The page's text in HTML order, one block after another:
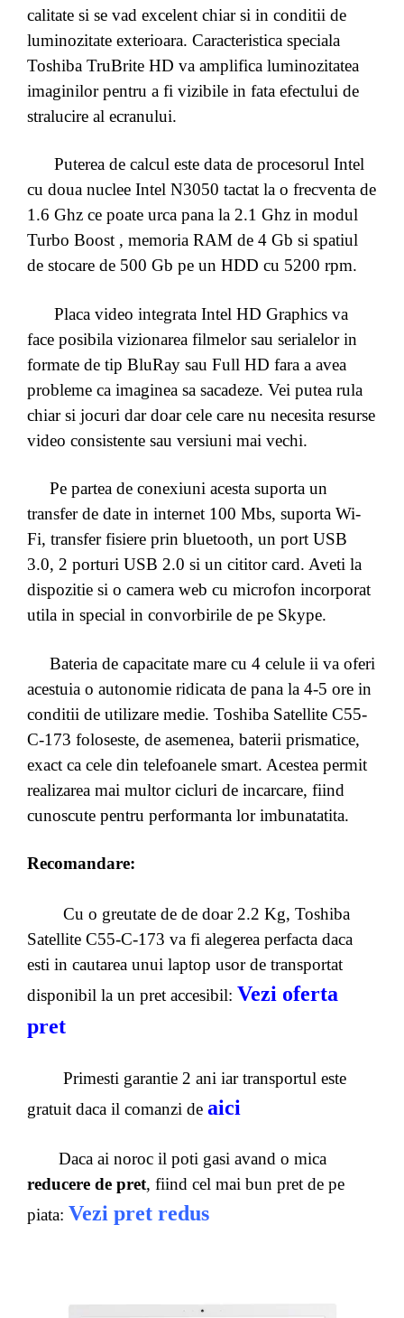
calitate si se vad excelent chiar si in conditii de
luminozitate exterioara. Caracteristica speciala
Toshiba TruBrite HD va amplifica luminozitatea
imaginilor pentru a fi vizibile in fata efectului de
stralucire al ecranului.
Puterea de calcul este data de procesorul Intel
cu doua nuclee Intel N3050 tactat la o frecventa de
1.6 Ghz ce poate urca pana la 2.1 Ghz in modul
Turbo Boost , memoria RAM de 4 Gb si spatiul
de stocare de 500 Gb pe un HDD cu 5200 rpm.
Placa video integrata Intel HD Graphics va
face posibila vizionarea filmelor sau serialelor in
formate de tip BluRay sau Full HD fara a avea
probleme ca imaginea sa sacadeze. Vei putea rula
chiar si jocuri dar doar cele care nu necesita resurse
video consistente sau versiuni mai vechi.
Pe partea de conexiuni acesta suporta un
transfer de date in internet 100 Mbs, suporta Wi-
Fi, transfer fisiere prin bluetooth, un port USB
3.0, 2 porturi USB 2.0 si un cititor card. Aveti la
dispozitie si o camera web cu microfon incorporat
utila in special in convorbirile de pe Skype.
Bateria de capacitate mare cu 4 celule ii va oferi
acestuia o autonomie ridicata de pana la 4-5 ore in
conditii de utilizare medie. Toshiba Satellite C55-
C-173 foloseste, de asemenea, baterii prismatice,
exact ca cele din telefoanele smart. Acestea permit
realizarea mai multor cicluri de incarcare, fiind
cunoscute pentru performanta lor imbunatatita.
Recomandare:
Cu o greutate de de doar 2.2 Kg, Toshiba
Satellite C55-C-173 va fi alegerea perfacta daca
esti in cautarea unui laptop usor de transportat
disponibil la un pret accesibil: Vezi oferta
pret
Primesti garantie 2 ani iar transportul este
gratuit daca il comanzi de aici
Daca ai noroc il poti gasi avand o mica
reducere de pret, fiind cel mai bun pret de pe
piata: Vezi pret redus